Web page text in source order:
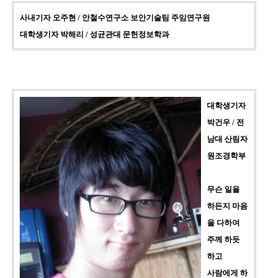
사내기자 오주현 / 안철수연구소 보안기술팀 주임연구원
대학생기자 박해리 / 성균관대 문헌정보학과
대학생기자
박건우 / 전
남대 산림자
원조경학부
무슨 일을
하든지 마음
을 다하여
주께 하듯
하고
사람에게 하